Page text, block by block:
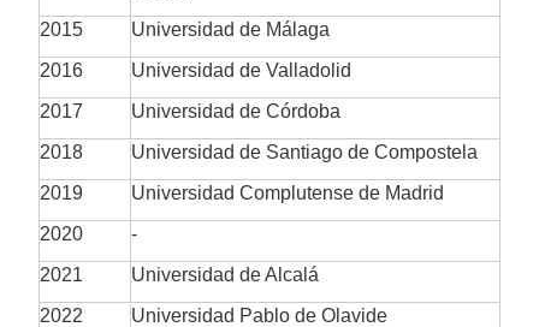
2015
Universidad de Málaga
2016
Universidad de Valladolid
2017
Universidad de Córdoba
2018
Universidad de Santiago de Compostela
2019
Universidad Complutense de Madrid
2020
-
2021
Universidad de Alcalá
2022
Universidad Pablo de Olavide